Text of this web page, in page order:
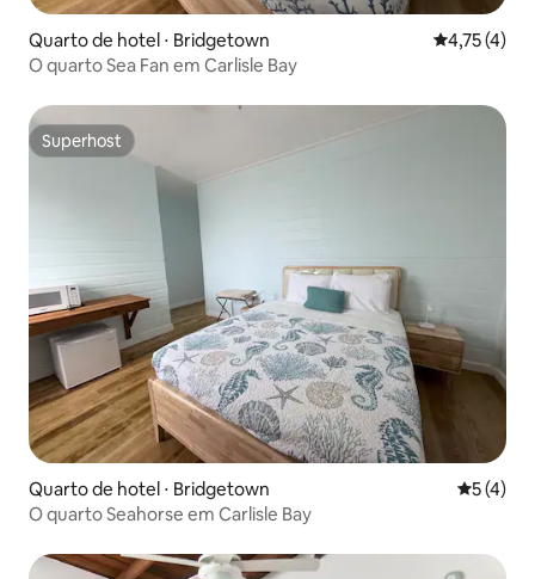
Quarto de hotel ⋅ Bridgetown 4,75 de
4,75 (4)
O quarto Sea Fan em Carlisle Bay
Superhost
Superhost
Quarto de hotel ⋅ Bridgetown 5 de
5 (4)
O quarto Seahorse em Carlisle Bay